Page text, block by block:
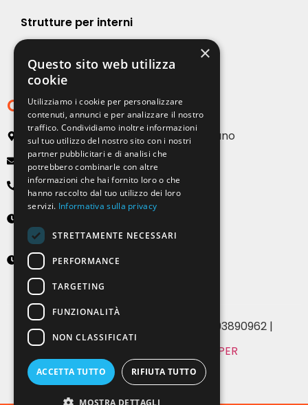
Strutture per interni
Contatti
Via Emilia, 13 20090 Buccinasco – Milano
info@solartendemilano.it
+ 39 0239 931 187
Lunedì-Venerdì
8:30 - 12:30 e 14:00 - 18:00
Sabato
9:00 - 12:00 (solo su appuntamento)
© 2024 Solartende SRL | P.IVA 07393890962 |
BY WHITE PAPER
Privacy & Cookie Policy
×
Questo sito web utilizza
cookie
Utilizziamo i cookie per personalizzare
contenuti, annunci e per analizzare il nostro
traffico. Condividiamo inoltre informazioni
sul tuo utilizzo del nostro sito con i nostri
partner pubblicitari e di analisi che
potrebbero combinarle con altre
informazioni che hai fornito loro o che
hanno raccolto dal tuo utilizzo dei loro
servizi. Informativa sulla privacy
STRETTAMENTE NECESSARI
PERFORMANCE
TARGETING
FUNZIONALITÀ
NON CLASSIFICATI
ACCETTA TUTTO RIFIUTA TUTTO
MOSTRA DETTAGLI